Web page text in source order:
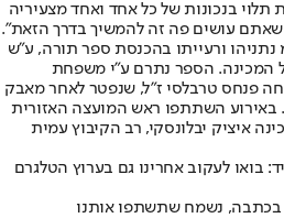
תלוי בנכונות של כל אחד ואחד מצעיריה
עושים פה זה להמשיך בדרך הזאת".
ורעייתו בהכנסת ספר תורה, ע"ש
המכינה. הספר נתרם ע"י משפחת
פנחס טרבלסי ז"ל, שנפטר לאחר מאבק
השתתפו ראש המועצה האזורית
איציק יבלונסקי, רב הקיבוץ עמית
בואו לעקוב אחרינו גם בערוץ הטלגרם
בכתבה, נשמח שתשתפו אותנו